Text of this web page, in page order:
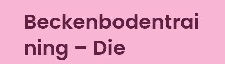
Beckenbodentrai
ning – Die